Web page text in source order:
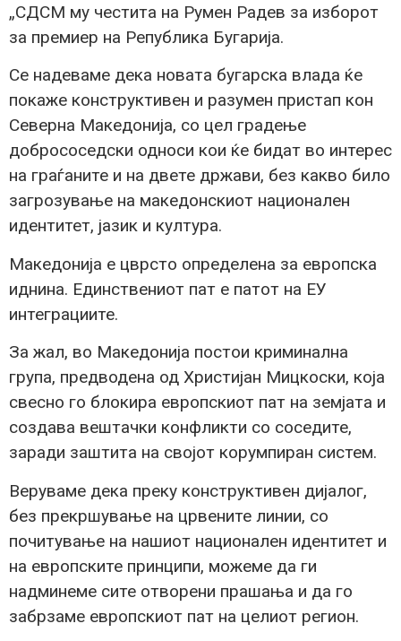
„СДСМ му честита на Румен Радев за изборот
за премиер на Република Бугарија.
Се надеваме дека новата бугарска влада ќе
покаже конструктивен и разумен пристап кон
Северна Македонија, со цел градење
добрососедски односи кои ќе бидат во интерес
на граѓаните и на двете држави, без какво било
загрозување на македонскиот национален
идентитет, јазик и култура.
Македонија е цврсто определена за европска
иднина. Единствениот пат е патот на ЕУ
интеграциите.
За жал, во Македонија постои криминална
група, предводена од Христијан Мицкоски, која
свесно го блокира европскиот пат на земјата и
создава вештачки конфликти со соседите,
заради заштита на својот корумпиран систем.
Веруваме дека преку конструктивен дијалог,
без прекршување на црвените линии, со
почитување на нашиот национален идентитет и
на европските принципи, можеме да ги
надминеме сите отворени прашања и да го
забрзаме европскиот пат на целиот регион.